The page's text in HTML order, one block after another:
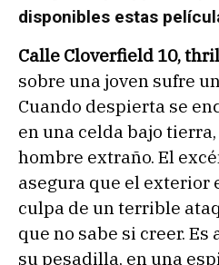
disponibles estas
Calle Cloverfield 10,
sobre una joven sufre
Cuando despierta se
en una celda bajo
hombre extraño. El
asegura que el exterior
culpa de un terrible
que no sabe si creer.
su pesadilla, en una